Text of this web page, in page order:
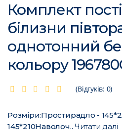
Комплект
білизни
однотонний
кольору
(Відгуків: 0)
Розміри:Простирадло -
145*210Наволоч.. Читати далі